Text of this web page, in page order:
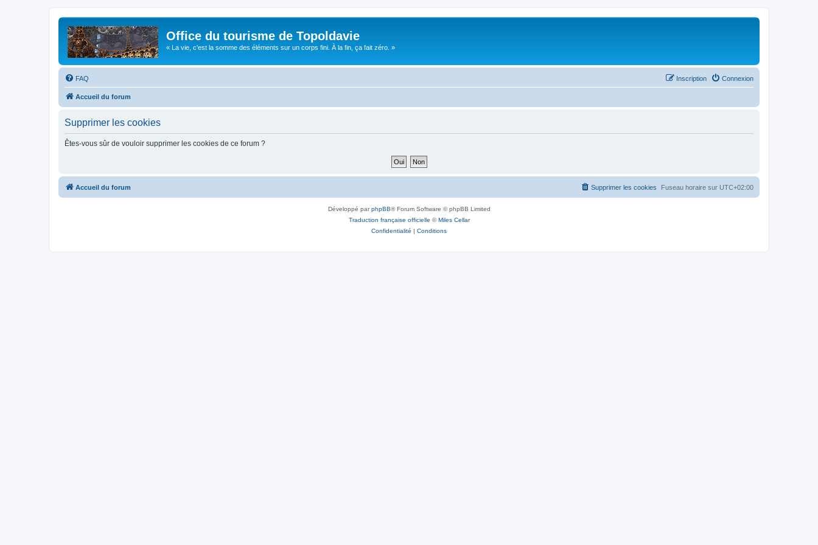
Office du tourisme de Topoldavie
« La vie, c'est la somme des éléments sur un corps fini. À la fin, ça fait zéro. »
FAQ Connexion
Inscription
Accueil du forum
Supprimer les cookies
Êtes-vous sûr de vouloir supprimer les cookies de ce forum ?
Accueil du forum Fuseau horaire sur UTC+02:00
Supprimer les cookies
Développé parphpBB® Forum Software © phpBB Limited
Traduction française officielle ©Miles Cellar
Confidentialité | Conditions